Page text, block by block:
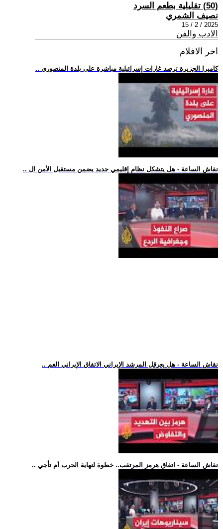
(50) تقليلية بطعم السرد
نصيف الشمري
2025 / 2 / 15
الادب والفن
اخر الافلام
.. كاميرا الجزيرة ترصد غارات إسرائيلية مباشرة على بلدة المنصوري
.. نقاش الساعة - هل يتشكل نظام إقليمي جديد يضمن مستقبل الأمن ال
.. نقاش الساعة - هل يعرقل المرشد الإيراني الاتفاق الإيراني العم
.. نقاش الساعة - اتفاق هرمز المرتقب.. خطوة لنهاية الحرب أم تأجي